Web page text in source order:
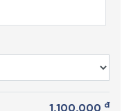
1,100,000 đ